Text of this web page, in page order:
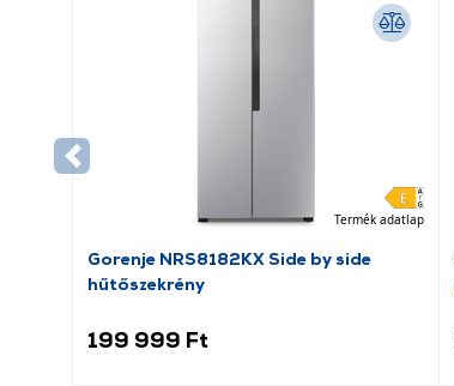
Termék adatlap
Gorenje NRS8182KX Side by side
hűtőszekrény
199 999 Ft